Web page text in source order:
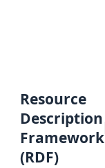
Resource
Description
Framework
(RDF)